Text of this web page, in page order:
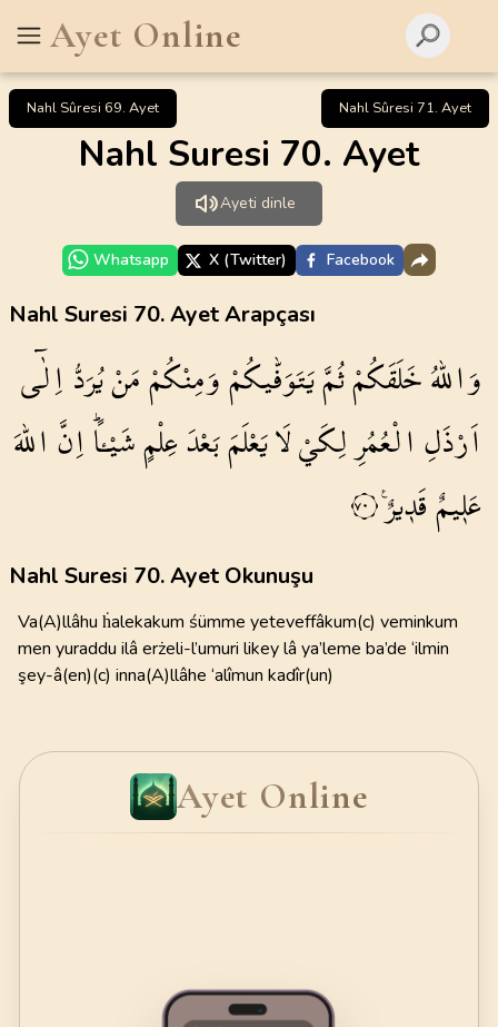
Ayet Online
Nahl Sûresi 69. Ayet Nahl Sûresi 71. Ayet
Nahl Suresi 70. Ayet
Ayeti dinle
Whatsapp X (Twitter) Facebook
Nahl Suresi 70. Ayet Arapçası
وَاللّٰهُخَلَقَكُمْثُمَّيَتَوَفّٰيكُمْوَمِنْكُمْمَنْيُرَدُّاِلٰٓى
اَرْذَلِالْعُمُرِلِكَيْلَايَعْلَمَبَعْدَعِلْمٍشَيْـٔاًۜاِنَّاللّٰهَ
عَل۪يمٌقَد۪يرٌ۟ ٧٠
Nahl Suresi 70. Ayet Okunuşu
Va(A)llâhu ḣalekakum śümme yeteveffâkum(c) veminkum
men yuraddu ilâ erżeli-l’umuri likey lâ ya’leme ba’de ‘ilmin
şey-â(en)(c) inna(A)llâhe ‘alîmun kadîr(un)
Ayet Online